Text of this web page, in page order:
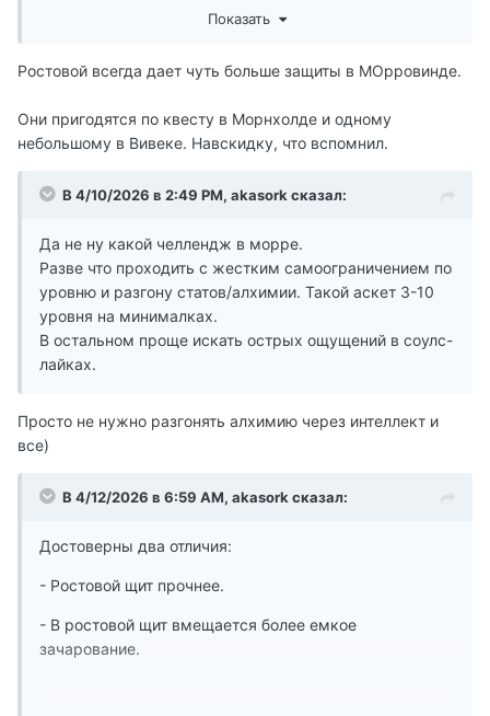
усложнить себе жизнь, даже без модов на выживание
Кастаи, а в чем плюсы альтмеровской абилки с
разной полезности, и только у альтмеров какая-то
можно смешать с карбовым мясом для неполохого
Может быть, крафт какой?
Показать
Ростовой всегда дает чуть больше защиты в МОрровинде.
Они пригодятся по квесту в Морнхолде и одному
небольшому в Вивеке. Навскидку, что вспомнил.
В 4/10/2026 в 2:49 PM, akasork сказал:
Да не ну какой челлендж в морре.
Разве что проходить с жестким самоограничением по
уровню и разгону статов/алхимии. Такой аскет 3-10
уровня на минималках.
В остальном проще искать острых ощущений в соулс-
лайках.
Просто не нужно разгонять алхимию через интеллект и
все)
В 4/12/2026 в 6:59 AM, akasork сказал:
Достоверны два отличия:
- Ростовой щит прочнее.
- В ростовой щит вмещается более емкое
зачарование.